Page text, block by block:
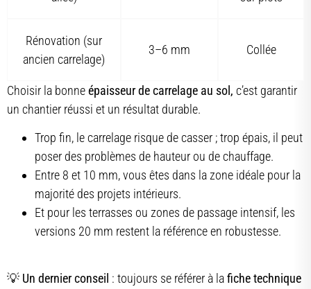
Rénovation (sur
ancien carrelage)
3–6 mm Collée
Choisir la bonneépaisseur de carrelage au sol, c’est garantir
un chantier réussi et un résultat durable.
Trop fin, le carrelage risque de casser ; trop épais, il peut
poser des problèmes de hauteur ou de chauffage.
Entre 8 et 10 mm, vous êtes dans la zone idéale pour la
majorité des projets intérieurs.
Et pour les terrasses ou zones de passage intensif, les
versions 20 mm restent la référence en robustesse.
💡 Un dernier conseil : toujours se référer à lafiche technique